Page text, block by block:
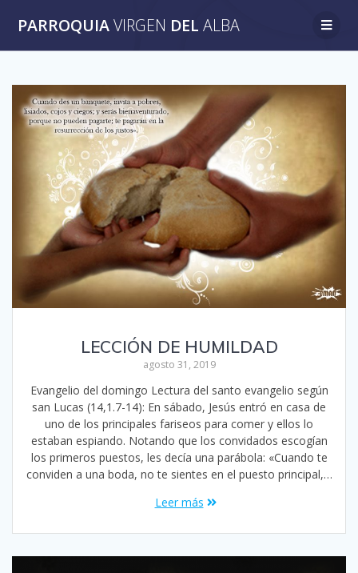
al
PARROQUIAVIRGEN DEL ALBA
LECCIÓN DE HUMILDAD
agosto 31, 2019
Evangelio del domingo Lectura del santo evangelio según
san Lucas (14,1.7-14): En sábado, Jesús entró en casa de
uno de los principales fariseos para comer y ellos lo
estaban espiando. Notando que los convidados escogían
los primeros puestos, les decía una parábola: «Cuando te
conviden a una boda, no te sientes en el puesto principal,…
Leer más